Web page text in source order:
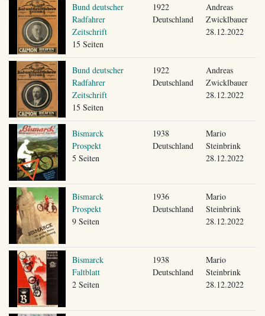
Bund deutscher
Radfahrer
Zeitschrift
15 Seiten
1922
Deutschland
Andreas
Zwicklbauer
28.12.2022
Bund deutscher
Radfahrer
Zeitschrift
15 Seiten
1922
Deutschland
Andreas
Zwicklbauer
28.12.2022
Bismarck
Prospekt
5 Seiten
1938
Deutschland
Mario
Steinbrink
28.12.2022
Bismarck
Prospekt
9 Seiten
1936
Deutschland
Mario
Steinbrink
28.12.2022
Bismarck
Faltblatt
2 Seiten
1938
Deutschland
Mario
Steinbrink
28.12.2022